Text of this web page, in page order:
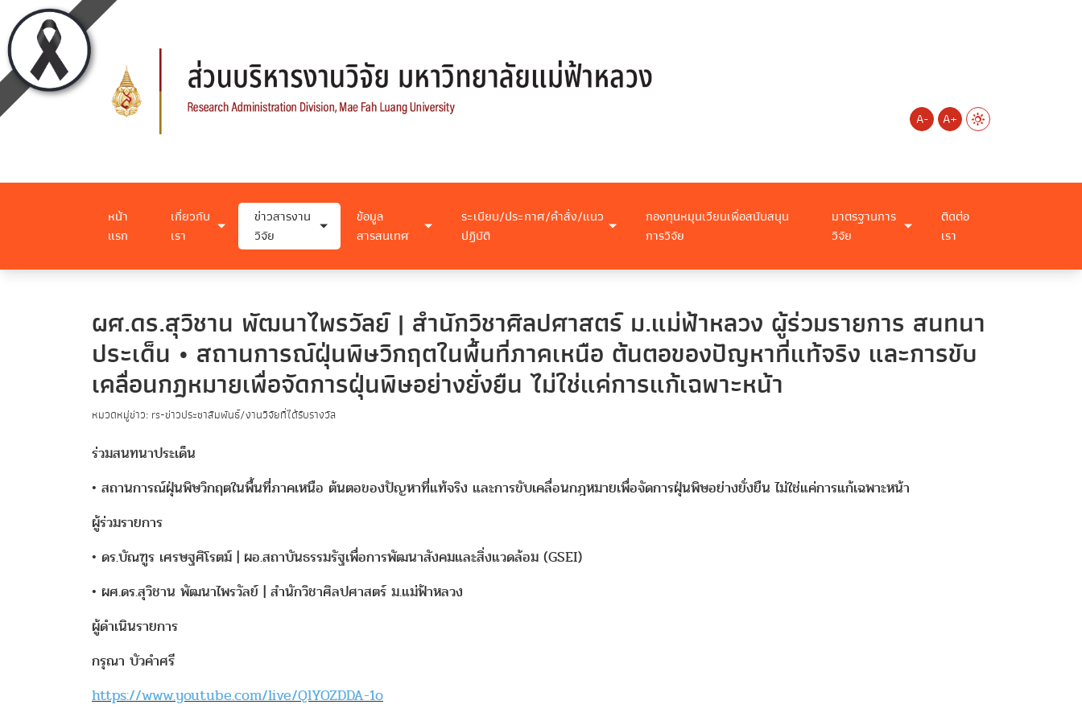
A- A+
หน้า
แรก
เกี่ยวกับ
เรา
ข่าวสารงาน
วิจัย
ข้อมูล
สารสนเทศ
ระเบียบ/ประกาศ/คำสั่ง/แนว
ปฏิบัติ
กองทุนหมุนเวียนเพื่อสนับสนุน
การวิจัย
มาตรฐานการ
วิจัย
ติดต่อ
เรา
ผศ.ดร.สุวิชาน พัฒนาไพรวัลย์ | สำนักวิชาศิลปศาสตร์ ม.แม่ฟ้าหลวง ผู้ร่วมรายการ สนทนา
ประเด็น • สถานการณ์ฝุ่นพิษวิกฤตในพื้นที่ภาคเหนือ ต้นตอของปัญหาที่แท้จริง และการขับ
เคลื่อนกฎหมายเพื่อจัดการฝุ่นพิษอย่างยั่งยืน ไม่ใช่แค่การแก้เฉพาะหน้า
หมวดหมู่ข่าว: rs-ข่าวประชาสัมพันธ์/งานวิจัยที่ได้รับรางวัล
ร่วมสนทนาประเด็น
• สถานการณ์ฝุ่นพิษวิกฤตในพื้นที่ภาคเหนือ ต้นตอของปัญหาที่แท้จริง และการขับเคลื่อนกฎหมายเพื่อจัดการฝุ่นพิษอย่างยั่งยืน ไม่ใช่แค่การแก้เฉพาะหน้า
ผู้ร่วมรายการ
• ดร.บัณฑูร เศรษฐศิโรตม์ | ผอ.สถาบันธรรมรัฐเพื่อการพัฒนาสังคมและสิ่งแวดล้อม (GSEI)
• ผศ.ดร.สุวิชาน พัฒนาไพรวัลย์ | สำนักวิชาศิลปศาสตร์ ม.แม่ฟ้าหลวง
ผู้ดำเนินรายการ
กรุณา บัวคำศรี
https://www.youtube.com/live/QlYOZDDA-1o